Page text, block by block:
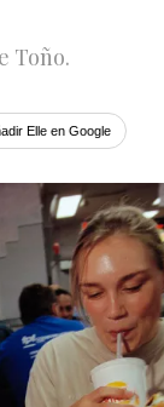
Toño.
Elle en Google